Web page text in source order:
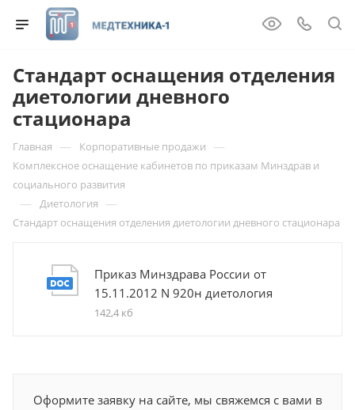
Стандарт оснащения отделения
диетологии дневного
стационара
Главная — Корпоративные продажи —
Комплексное оснащение кабинетов по приказам Минздрав и
социального развития
— Диетология —
Стандарт оснащения отделения диетологии дневного стационара
Приказ Минздрава России от
15.11.2012 N 920н диетология
142,4 кб
Оформите заявку на сайте, мы свяжемся с вами в